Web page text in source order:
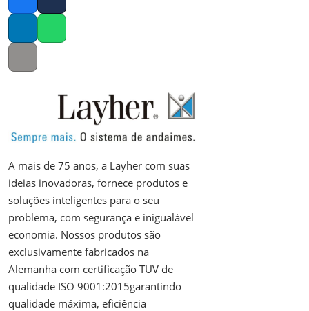
FacebookTwitter
LinkedInWhatsapp
Copy link
A mais de 75 anos, a Layher com suas
ideias inovadoras, fornece produtos e
soluções inteligentes para o seu
problema, com segurança e inigualável
economia. Nossos produtos são
exclusivamente fabricados na
Alemanha com certificação TUV de
qualidade ISO 9001:2015garantindo
qualidade máxima, eficiência